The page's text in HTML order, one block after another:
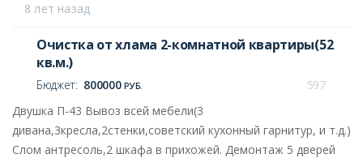
8 лет назад
Очистка от хлама 2-комнатной квартиры(52
кв.м.)
Бюджет: 800000РУБ.
597
Двушка П-43 Вывоз всей мебели(3
дивана,3кресла,2стенки,советский кухонный гарнитур, и т.д.)
Слом антресоль,2 шкафа в прихожей. Демонтаж 5 дверей